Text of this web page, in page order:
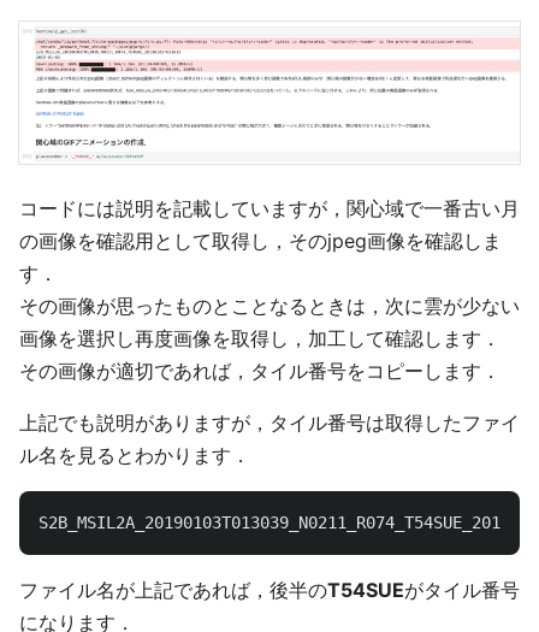
コードには説明を記載していますが，関心域で一番古い月
の画像を確認用として取得し，そのjpeg画像を確認しま
す．
その画像が思ったものとことなるときは，次に雲が少ない
画像を選択し再度画像を取得し，加工して確認します．
その画像が適切であれば，タイル番号をコピーします．
上記でも説明がありますが，タイル番号は取得したファイ
ル名を見るとわかります．
ファイル名が上記であれば，後半のT54SUEがタイル番号
になります．